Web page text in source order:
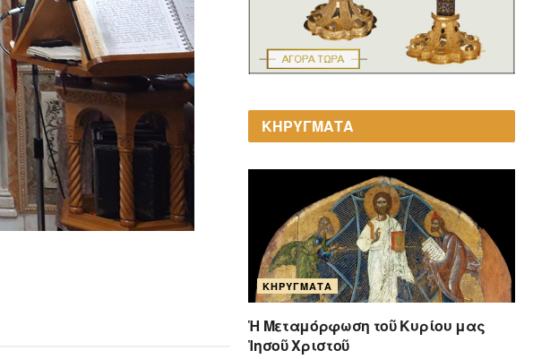
ΚΗΡΥΓΜΑΤΑ
ΚΗΡΎΓΜΑΤΑ
Ἡ Μεταμόρφωση τοῦ Κυρίου μας
Ἰησοῦ Χριστοῦ